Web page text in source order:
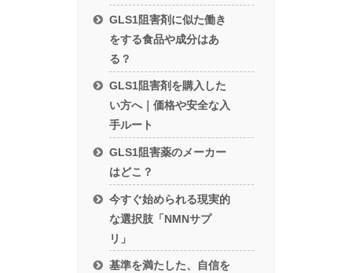
GLS1阻害剤に似た働き
をする食品や成分はあ
る？
GLS1阻害剤を購入した
い方へ｜価格や安全な入
手ルート
GLS1阻害薬のメーカー
はどこ？
今すぐ始められる現実的
な選択肢「NMNサプ
リ」
基準を満たした、自信を